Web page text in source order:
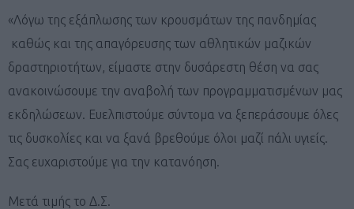
«Λόγω της εξάπλωσης των κρουσμάτων της πανδημίας
καθώς και της απαγόρευσης των αθλητικών μαζικών
δραστηριοτήτων, είμαστε στην δυσάρεστη θέση να σας
ανακοινώσουμε την αναβολή των προγραμματισμένων μας
εκδηλώσεων. Ευελπιστούμε σύντομα να ξεπεράσουμε όλες
τις δυσκολίες και να ξανά βρεθούμε όλοι μαζί πάλι υγιείς.
Σας ευχαριστούμε για την κατανόηση.
Μετά τιμής το Δ.Σ.